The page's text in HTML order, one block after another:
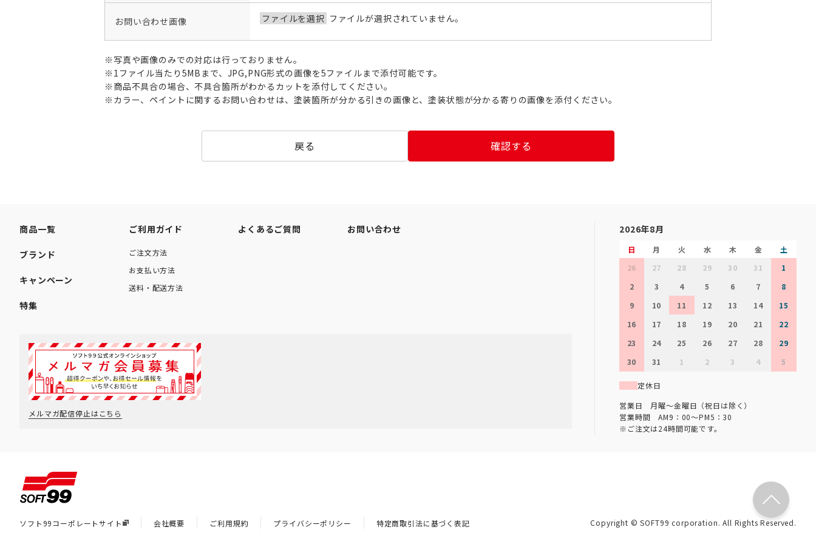
お問い合わせ画像 ファイルを選択 ファイルが選択されていません。
※写真や画像のみでの対応は行っておりません。
※1ファイル当たり5MBまで、JPG,PNG形式の画像を5ファイルまで添付可能です。
※商品不具合の場合、不具合箇所がわかるカットを添付してください。
※カラー、ペイントに関するお問い合わせは、塗装箇所が分かる引きの画像と、塗装状態が分かる寄りの画像を添付ください。
確認する
戻る
商品一覧
ブランド
キャンペーン
特集
ご利用ガイド
ご注文方法
お支払い方法
送料・配送方法
よくあるご質問 お問い合わせ
メルマガ配信停止はこちら
2026年8月
日 月 火 水 木 金
土
26
27 28 29 30 31
1
2
3 4 5 6 7
8
9
10 11 12 13 14
15
16
17 18 19 20 21
22
23
24 25 26 27 28
29
30
31 1 2 3 4 5
定休日
営業日 月曜～金曜日（祝日は除く）
営業時間 AM9：00～PM5：30
※ご注文は24時間可能です。
ソフト99コーポレートサイト 会社概要 ご利用規約 プライバシーポリシー 特定商取引法に基づく表記 Copyright © SOFT99 corporation. All Rights Reserved.